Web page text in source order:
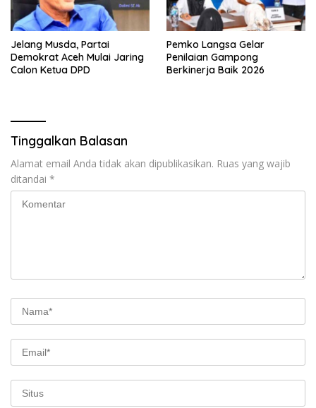
Jelang Musda, Partai
Demokrat Aceh Mulai Jaring
Calon Ketua DPD
Pemko Langsa Gelar
Penilaian Gampong
Berkinerja Baik 2026
Tinggalkan Balasan
Alamat email Anda tidak akan dipublikasikan. Ruas yang wajib
ditandai *